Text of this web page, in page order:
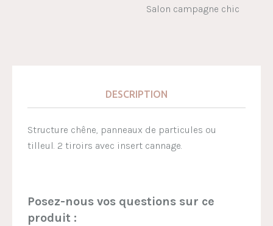
Salon campagne chic
DESCRIPTION
Structure chêne, panneaux de particules ou
tilleul. 2 tiroirs avec insert cannage.
Posez-nous vos questions sur ce
produit :